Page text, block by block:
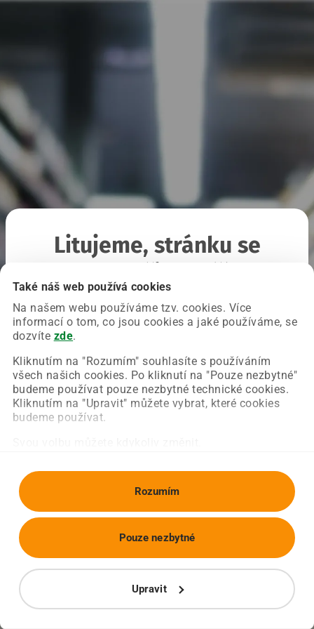
Také náš web používá cookies
Na našem webu používáme tzv. cookies. Více
informací o tom, co jsou cookies a jaké používáme, se
dozvíte zde.
Kliknutím na "Rozumím" souhlasíte s používáním
všech našich cookies. Po kliknutí na "Pouze nezbytné"
budeme používat pouze nezbytné technické cookies.
Kliknutím na "Upravit" můžete vybrat, které cookies
budeme používat.
Rozumím
Upravit
Pouze nezbytné
Litujeme, stránku se
Chyba nastala na naší straně a už ji opravujeme.
Zkuste prosím znovu načíst požadovanou stránku.
Obnovit stránku Úvodní strana